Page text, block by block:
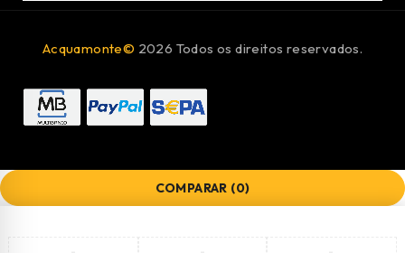
Acquamonte© 2026 Todos os direitos reservados.
COMPARAR (0)